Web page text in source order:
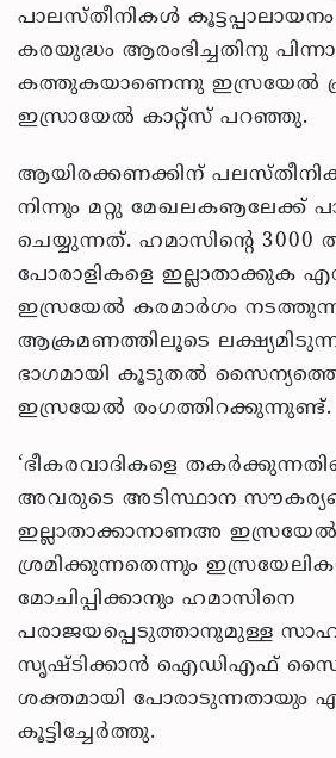
പാലസ്തീനികള്‍
കരയുദ്ധം ആരംഭിച്ചതിനു
കത്തുകയാണെന്നു ഇസ്രയേല്‍
ഇസ്രായേല്‍ കാറ്റ്‌സ് പറഞ്ഞു.
ആയിരക്കണക്കിന്
നിന്നും മറ്റു മേഖലകൡലേക്ക്
ചെയ്യുന്നത്. ഹമാസിന്റെ 3000
പോരാളികളെ ഇല്ലാതാക്കുക
ഇസ്രയേല്‍ കരമാര്‍ഗം
ആക്രമണത്തിലൂടെ
ഭാഗമായി കൂടുതല്‍
ഇസ്രയേല്‍ രംഗത്തിറക്കുന്നുണ്ട്.
‘ഭീകരവാദികളെ
അവരുടെ അടിസ്ഥാന
ഇല്ലാതാക്കാനാണഅ
ശ്രമിക്കുന്നതെന്നും
മോചിപ്പിക്കാനും ഹമാസിനെ
പരാജയപ്പെടുത്താനുമുള്ള
സൃഷ്ടിക്കാന്‍ ഐഡിഎഫ്
ശക്തമായി പോരാടുന്നതായും
കൂട്ടിച്ചേര്‍ത്തു.